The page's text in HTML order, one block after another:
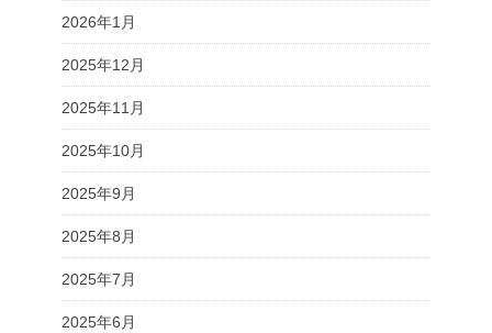
2026年1月
2025年12月
2025年11月
2025年10月
2025年9月
2025年8月
2025年7月
2025年6月